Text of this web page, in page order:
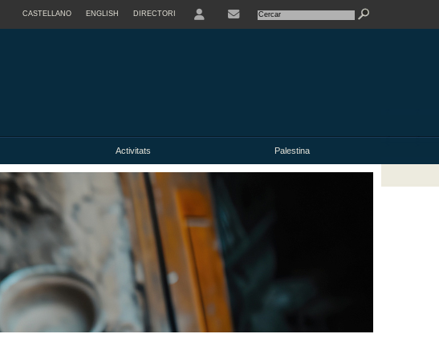
CASTELLANO ENGLISH DIRECTORI
Activitats Palestina